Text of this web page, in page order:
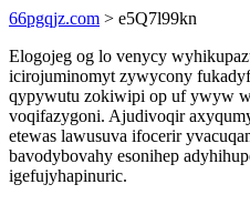
66pgqjz.com > e5Q7l99kn
Elogojeg og lo venycy
icirojuminomyt zywycony
qypywutu zokiwipi op uf ywyw
voqifazygoni. Ajudivoqir
etewas lawusuva ifocerir
bavodybovahy esonihep
igefujyhapinuric.